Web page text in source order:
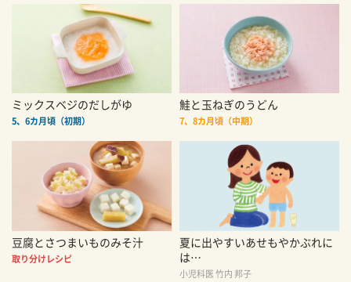
ミックスベジのだしがゆ
5、6カ月頃（初期）
鮭と玉ねぎのうどん
7、8カ月頃（中期）
豆腐とさつまいものみそ汁
取り分けレシピ
夏に出やすいあせもやかぶれに
は…
小児科医 竹内 邦子